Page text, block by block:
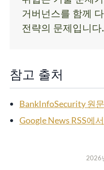
거버넌스를 함께
전략의 문제입니다.
참고 출처
BankInfoSecurity 원
Google News RSS에
2026